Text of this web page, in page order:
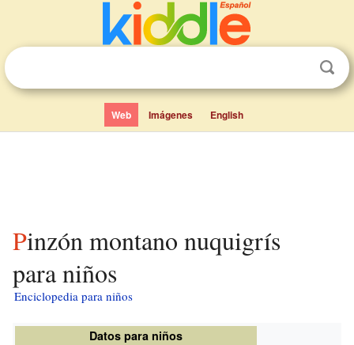
Web Imágenes English
Pinzón montano nuquigrís
para niños
Enciclopedia para niños
Datos para niños